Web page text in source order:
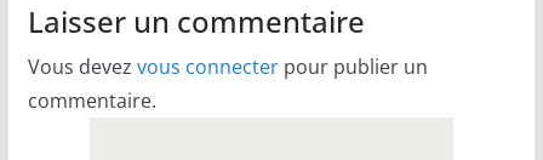
Laisser un commentaire
Vous devez vous connecterpour publier un
commentaire.